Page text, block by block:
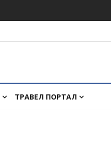
ТРАВЕЛ ПОРТАЛ